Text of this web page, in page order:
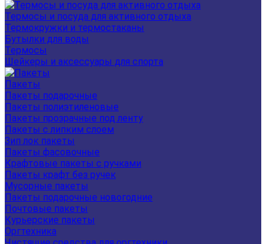
Термосы и посуда для активного отдыха
Термокружки и термостаканы
Бутылки для воды
Термосы
Шейкеры и аксессуары для спорта
Пакеты
Пакеты подарочные
Пакеты полиэтиленовые
Пакеты прозрачные под ленту
Пакеты с липким слоем
Зип лок пакеты
Пакеты фасовочные
Крафтовые пакеты с ручками
Пакеты крафт без ручек
Мусорные пакеты
Пакеты подарочные новогодние
Почтовые пакеты
Курьерские пакеты
Оргтехника